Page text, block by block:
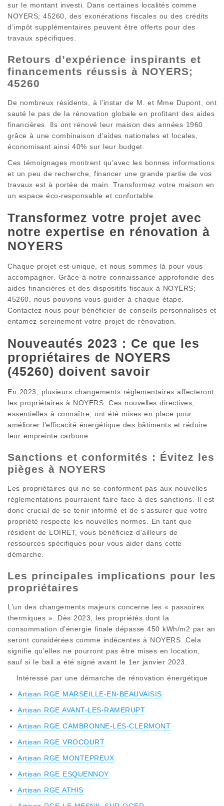
sur le montant investi. Dans certaines localités comme
NOYERS; 45260, des exonérations fiscales ou des crédits
d’impôt supplémentaires peuvent être offerts pour des
travaux spécifiques.
Retours d’expérience inspirants et
financements réussis à NOYERS;
45260
De nombreux résidents, à l’instar de M. et Mme Dupont, ont
sauté le pas de la rénovation globale en profitant des aides
financières. Ils ont rénové leur maison des années 1960
grâce à une combinaison d’aides nationales et locales,
économisant ainsi 40% sur leur budget.
Ces témoignages montrent qu’avec les bonnes informations
et un peu de recherche, financer une grande partie de vos
travaux est à portée de main. Transformez votre maison en
un espace éco-responsable et confortable.
Transformez votre projet avec
notre expertise en rénovation à
NOYERS
Chaque projet est unique, et nous sommes là pour vous
accompagner. Grâce à notre connaissance approfondie des
aides financières et des dispositifs fiscaux à NOYERS;
45260, nous pouvons vous guider à chaque étape.
Contactez-nous pour bénéficier de conseils personnalisés et
entamez sereinement votre projet de rénovation.
Nouveautés 2023 : Ce que les
propriétaires de NOYERS
(45260) doivent savoir
En 2023, plusieurs changements réglementaires affecteront
les propriétaires à NOYERS. Ces nouvelles directives,
essentielles à connaître, ont été mises en place pour
améliorer l’efficacité énergétique des bâtiments et réduire
leur empreinte carbone.
Sanctions et conformités : Évitez les
pièges à NOYERS
Les propriétaires qui ne se conforment pas aux nouvelles
réglementations pourraient faire face à des sanctions. Il est
donc crucial de se tenir informé et de s’assurer que votre
propriété respecte les nouvelles normes. En tant que
résident de LOIRET, vous bénéficiez d’ailleurs de
ressources spécifiques pour vous aider dans cette
démarche.
Les principales implications pour les
propriétaires
L’un des changements majeurs concerne les « passoires
thermiques ». Dès 2023, les propriétés dont la
consommation d’énergie finale dépasse 450 kWh/m2 par an
seront considérées comme indécentes à NOYERS. Cela
signifie qu’elles ne pourront pas être mises en location,
sauf si le bail a été signé avant le 1er janvier 2023.
Intéressé par une démarche de rénovation énergétique
Artisan RGE MARSEILLE-EN-BEAUVAISIS
Artisan RGE AVANT-LES-RAMERUPT
Artisan RGE CAMBRONNE-LES-CLERMONT
Artisan RGE VROCOURT
Artisan RGE MONTEPREUX
Artisan RGE ESQUENNOY
Artisan RGE ATHIS